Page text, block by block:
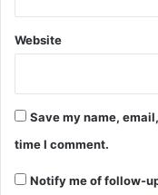
Website
Save my name,
time I comment.
Notify me of follow-